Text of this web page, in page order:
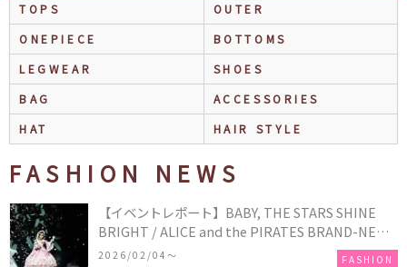
TOPS
OUTER
ONEPIECE
BOTTOMS
LEGWEAR
SHOES
BAG
ACCESSORIES
HAT
HAIR STYLE
FASHION NEWS
【イベントレポート】BABY, THE STARS SHINE
BRIGHT / ALICE and the PIRATES BRAND-NEW
COLLECTION in TOKYO
2026/02/04〜 FASHION